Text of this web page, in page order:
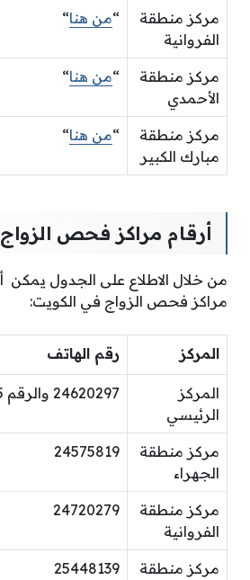
مركز منطقة
الفروانية
“من هنا“
مركز منطقة
الأحمدي
“من هنا“
مركز منطقة
مبارك الكبير
“من هنا“
أرقام مراكز فحص
من خلال الاطلاع على الجدول يمكن
مراكز فحص الزواج في الكويت:
المركز رقم الهاتف
المركز
الرئيسي
24620297 والرقم 24620375
مركز منطقة
الجهراء
24575819
مركز منطقة
الفروانية
24720279
مركز منطقة
25448139